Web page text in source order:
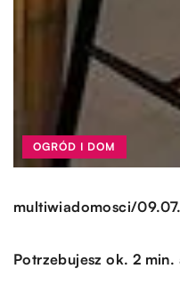
OGRÓD I DOM
multiwiadomosci/
Potrzebujesz ok. 2